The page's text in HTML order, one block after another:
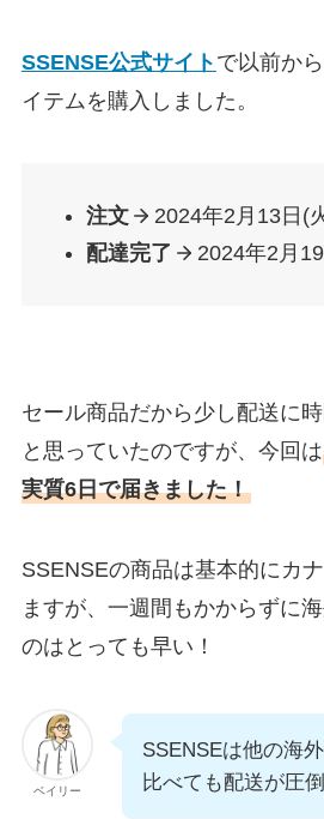
SSENSE公式サイト で以前か
イテムを購入しました。
注文
2024年2月13日(
配達完了
2024年2月
セール商品だから少し配送に
と思っていたのですが、今回は
実質6日で届きました！
SSENSEの商品は基本的にカ
ますが、一週間もかからずに
のはとっても早い！
ベイリー
SSENSEは他の海
比べても配送が圧